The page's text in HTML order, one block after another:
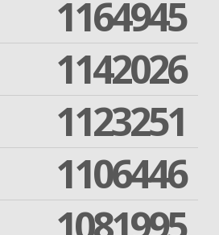
1164945
1142026
1123251
1106446